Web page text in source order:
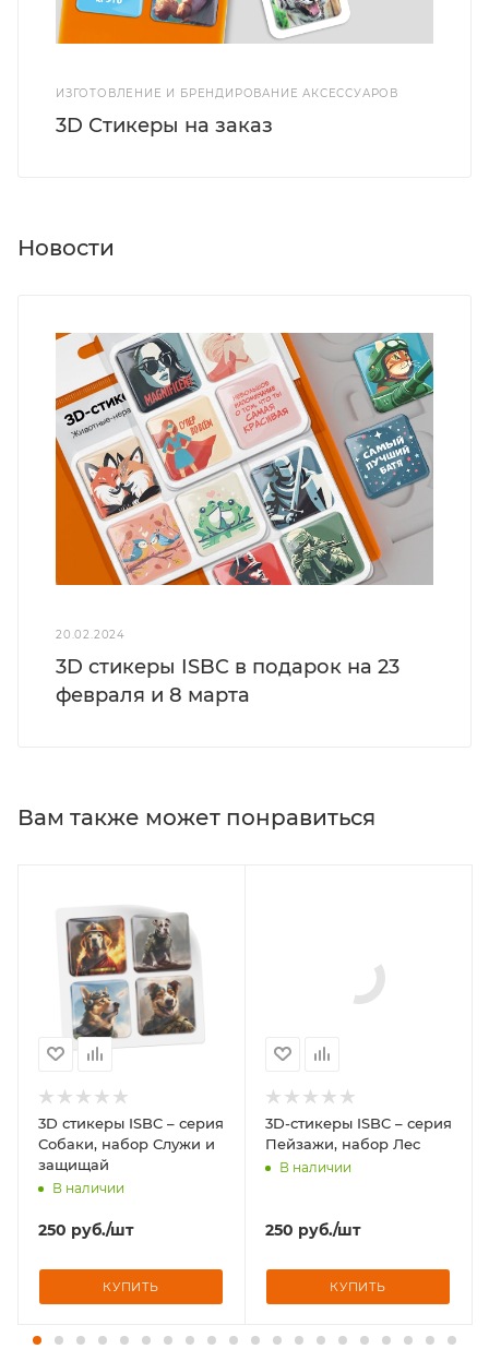
ИЗГОТОВЛЕНИЕ И БРЕНДИРОВАНИЕ АКСЕССУАРОВ
3D Стикеры на заказ
Новости
20.02.2024
3D стикеры ISBC в подарок на 23
февраля и 8 марта
Вам также может понравиться
3D стикеры ISBC – серия
Собаки, набор Служи и
защищай
В наличии
250 руб./шт
КУПИТЬ
3D-стикеры ISBC – серия
Пейзажи, набор Лес
В наличии
250 руб./шт
КУПИТЬ